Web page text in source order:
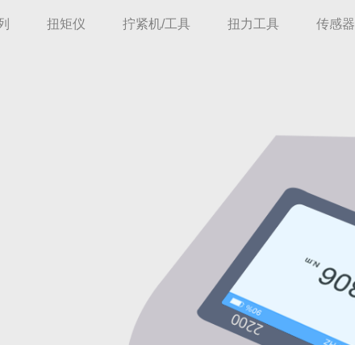
扭矩仪 拧紧机/工具 扭力工具 传感器